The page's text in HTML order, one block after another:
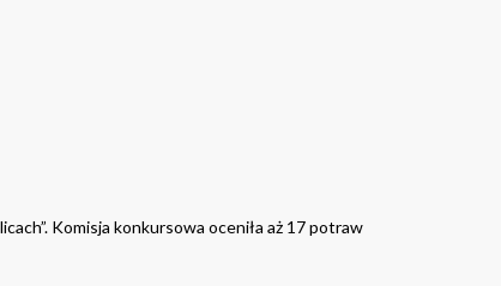
Komisja konkursowa oceniła aż 17 potraw